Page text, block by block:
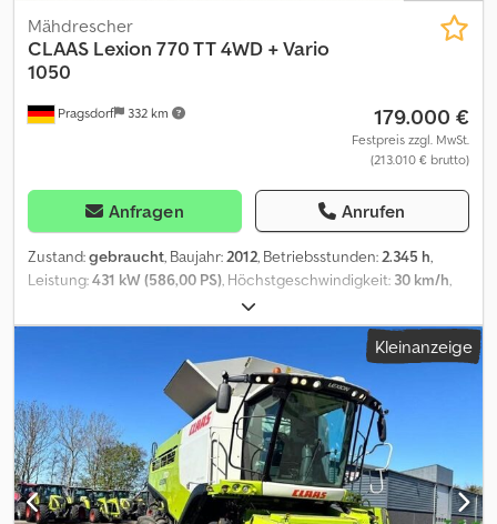
Pragsdorf 332 km
Mähdrescher
CLAAS Lexion 770 TT 4WD + Vario
1050
179.000 €
Festpreis zzgl. MwSt.
(213.010 € brutto)
Anfragen Anrufen
Zustand:gebraucht, Baujahr:2012, Betriebsstunden:2.345 h,
Leistung:431 kW (586,00 PS), Höchstgeschwindigkeit: 30 km/h,
, Hinterreifengröße:
Arbeitsbreite:1.050 mm, Reifengröße:710/55R30, Ausstattung:
Allradantrieb, Beleuchtung, Bordcomputer, Ertragsmonitor mit
GPS, Kabine, Klimaanlage, Mähmaschine, Bereifung (v):890mm,
Bereifung (h):710/55R30, Betriebsstunden:2345, Trommel- /
Rotorstunden:1530, Autopilot, Hydrostatischer Antrieb,
Luftgefederter Sitz, Radio, Rapstisch, Rundumleuchte,
Spreuverteiler, Schneidwerk, höhenverstellbare
Anhängevorrichtung, Vorfahrtregelung, Radialverteiler_____GPS
ready, GPS Pilot RTK vorbereitet,Lagerort:Kunde Crodpfxszll Uhj
Kleinanzeige